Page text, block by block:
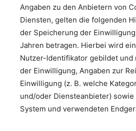
Angaben zu den Anbietern von
Diensten, gelten die folgenden
der Speicherung der
Jahren betragen. Hierbei wird
Nutzer-Identifikator gebildet und
der Einwilligung, Angaben zur
Einwilligung (z. B. welche
und/oder Diensteanbieter) sowie
System und verwendeten